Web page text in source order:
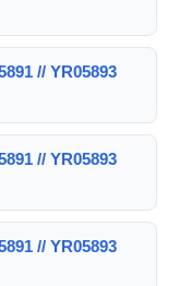
// YR05893
// YR05893
// YR05893